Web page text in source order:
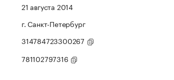
21 августа 2014
г. Санкт-Петербург
314784723300267
781102797316